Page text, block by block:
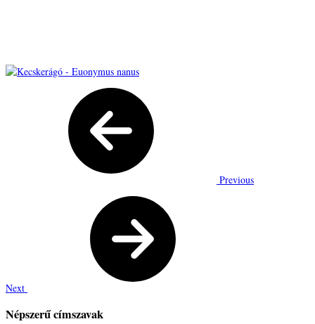
Previous
Next
Népszerű címszavak